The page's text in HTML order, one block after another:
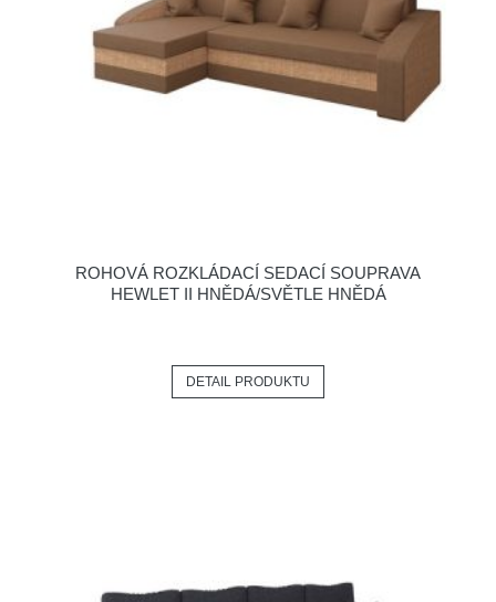
ROHOVÁ ROZKLÁDACÍ SEDACÍ SOUPRAVA
HEWLET II HNĚDÁ/SVĚTLE HNĚDÁ
DETAIL PRODUKTU